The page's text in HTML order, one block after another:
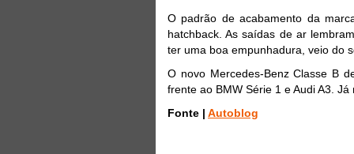
O padrão de acabamento da
hatchback. As saídas de ar
ter uma boa empunhadura, veio do
O novo Mercedes-Benz Classe B
frente ao BMW Série 1 e Audi A3.
Fonte | Autoblog